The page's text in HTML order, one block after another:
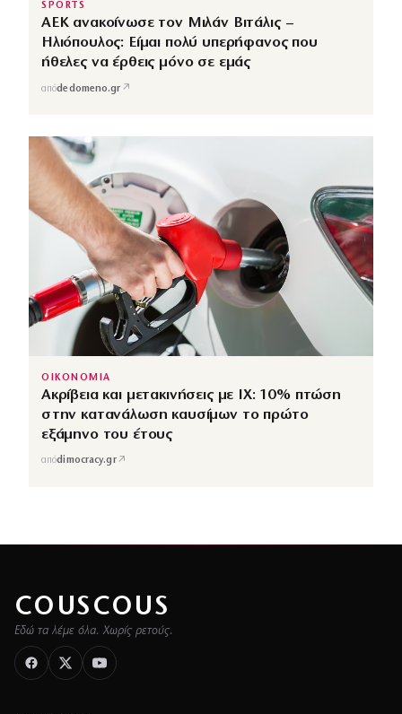
SPORTS
ΑΕΚ ανακοίνωσε τον Μιλάν Βιτάλις –
Ηλιόπουλος: Είμαι πολύ υπερήφανος που
ήθελες να έρθεις μόνο σε εμάς
απόdedomeno.gr ↗
ΟΙΚΟΝΟΜΙΑ
Ακρίβεια και μετακινήσεις με ΙΧ: 10% πτώση
στην κατανάλωση καυσίμων το πρώτο
εξάμηνο του έτους
απόdimocracy.gr↗
COUSCOUS
Εδώ τα λέμε όλα. Χωρίς ρετούς.